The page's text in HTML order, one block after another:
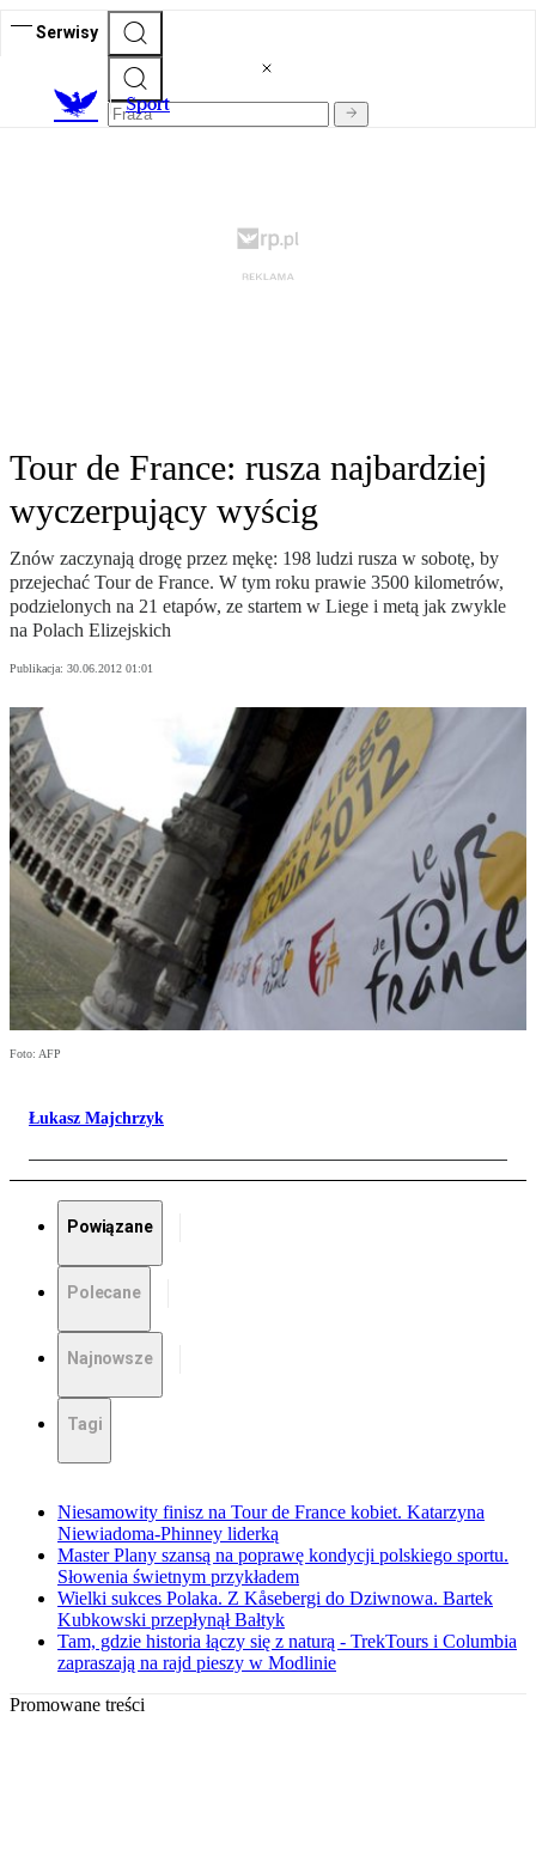
Serwisy
Sport
Tour de France: rusza najbardziej
wyczerpujący wyścig
Znów zaczynają drogę przez mękę: 198 ludzi rusza w sobotę, by
przejechać Tour de France. W tym roku prawie 3500 kilometrów,
podzielonych na 21 etapów, ze startem w Liege i metą jak zwykle
na Polach Elizejskich
Publikacja: 30.06.2012 01:01
Foto: AFP
Łukasz Majchrzyk
Powiązane
Polecane
Najnowsze
Tagi
Niesamowity finisz na Tour de France kobiet. Katarzyna
Niewiadoma-Phinney liderką
Master Plany szansą na poprawę kondycji polskiego sportu.
Słowenia świetnym przykładem
Wielki sukces Polaka. Z Kåsebergi do Dziwnowa. Bartek
Kubkowski przepłynął Bałtyk
Tam, gdzie historia łączy się z naturą - TrekTours i Columbia
zapraszają na rajd pieszy w Modlinie
Promowane treści